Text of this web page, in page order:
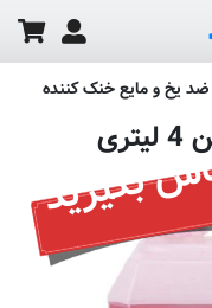
ضد یخ و مایع خنک کننده
بگیرید